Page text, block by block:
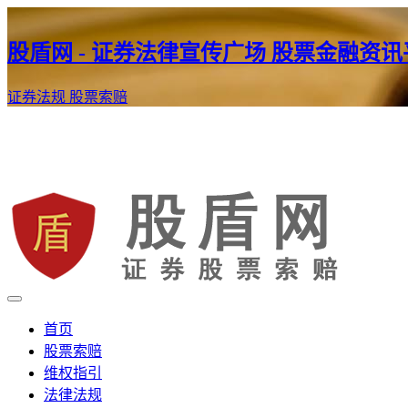
股盾网 - 证券法律宣传广场 股票金融资讯
证券法规 股票索赔
股盾网
证券股票维权网
首页
股票索赔
维权指引
法律法规